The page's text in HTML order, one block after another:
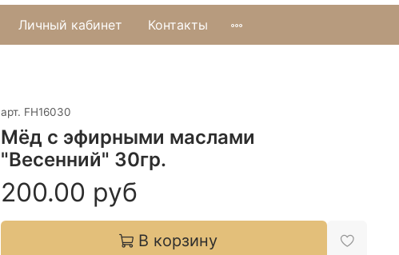
Личный кабинет Контакты
арт. FH16030
Мёд с эфирными маслами
"Весенний" 30гр.
200.00 руб
В корзину